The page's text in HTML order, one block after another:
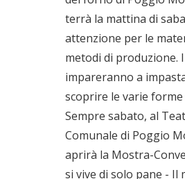
terrà la mattina di
attenzione per le
metodi di produzione.
impareranno a
scoprire le varie forme
Sempre sabato, al
Comunale di Poggio
aprirà la Mostra-
si vive di solo pane - Il